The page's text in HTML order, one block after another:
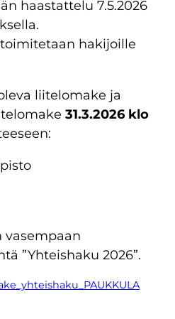
haastattelu 7.5.2026
hakijoille
liitelomake ja
31.3.2026 klo
vasempaan
”Yhteishaku 2026”.